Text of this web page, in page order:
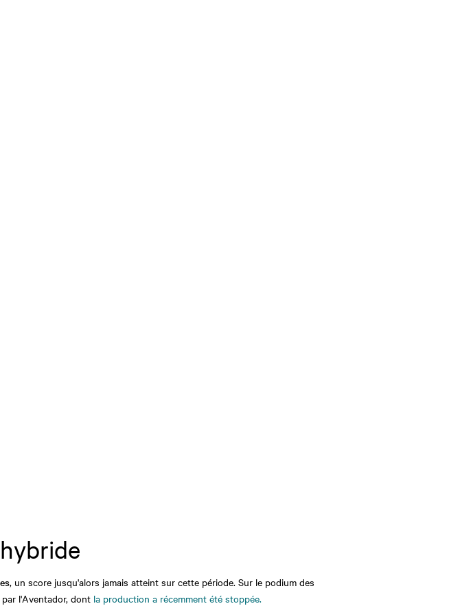
, un score jusqu'alors jamais atteint sur cette période. Sur le podium des
l'Aventador, dont la production a récemment été stoppée.